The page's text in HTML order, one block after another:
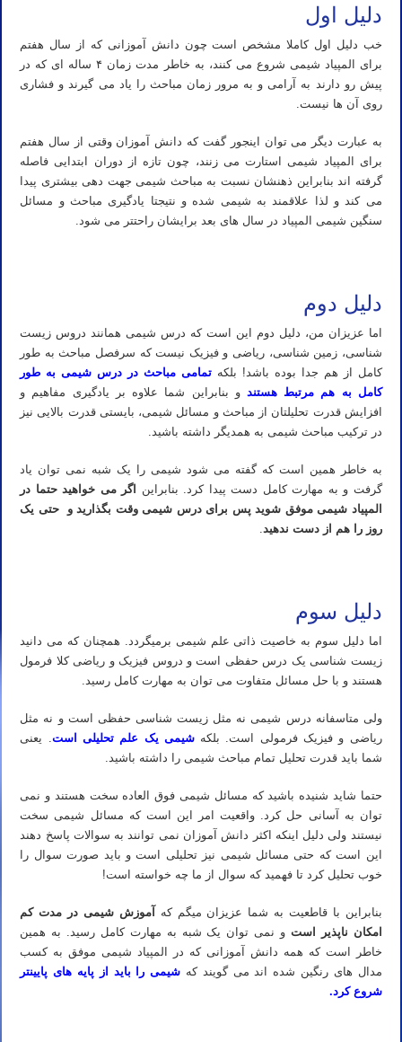
دلیل اول
خب دلیل اول کاملا مشخص است چون دانش آموزانی که از سال هفتم
برای المپیاد شیمی شروع می کنند، به خاطر مدت زمان ۴ ساله ای که در
پیش رو دارند به آرامی و به مرور زمان مباحث را یاد می گیرند و فشاری
روی آن ها نیست.
به عبارت دیگر می توان اینجور گفت که دانش آموزان وقتی از سال هفتم
برای المپیاد شیمی استارت می زنند، چون تازه از دوران ابتدایی فاصله
گرفته اند بنابراین ذهنشان نسبت به مباحث شیمی جهت دهی بیشتری پیدا
می کند و لذا علاقمند به شیمی شده و نتیجتا یادگیری مباحث و مسائل
سنگین شیمی المپیاد در سال های بعد برایشان راحتتر می شود.
دلیل دوم
اما عزیزان من، دلیل دوم این است که درس شیمی همانند دروس زیست
شناسی، زمین شناسی، ریاضی و فیزیک نیست که سرفصل مباحث به طور
کامل از هم جدا بوده باشد! بلکه تمامی مباحث در درس شیمی به طور
کامل به هم مرتبط هستند و بنابراین شما علاوه بر یادگیری مفاهیم و
افزایش قدرت تحلیلتان از مباحث و مسائل شیمی، بایستی قدرت بالایی نیز
در ترکیب مباحث شیمی به همدیگر داشته باشید.
به خاطر همین است که گفته می شود شیمی را یک شبه نمی توان یاد
گرفت و به مهارت کامل دست پیدا کرد. بنابراین
اگر می خواهید حتما در
المپیاد شیمی موفق شوید پس برای درس شیمی وقت بگذارید و حتی یک
روز را هم از دست ندهید.
دلیل سوم
اما دلیل سوم به خاصیت ذاتی علم شیمی برمیگردد. همچنان که می دانید
زیست شناسی یک درس حفظی است و دروس فیزیک و ریاضی کلا فرمول
هستند و با حل مسائل متفاوت می توان به مهارت کامل رسید.
ولی متاسفانه درس شیمی نه مثل زیست شناسی حفظی است و نه مثل
ریاضی و فیزیک فرمولی است. بلکهشیمی یک علم تحلیلی است. یعنی
شما باید قدرت تحلیل تمام مباحث شیمی را داشته باشید.
حتما شاید شنیده باشید که مسائل شیمی فوق العاده سخت هستند و نمی
توان به آسانی حل کرد. واقعیت امر این است که مسائل شیمی سخت
نیستند ولی دلیل اینکه اکثر دانش آموزان نمی توانند به سوالات پاسخ دهند
این است که حتی مسائل شیمی نیز تحلیلی است و باید صورت سوال را
خوب تحلیل کرد تا فهمید که سوال از ما چه خواسته است!
بنابراین با قاطعیت به شما عزیزان میگم که
آموزش شیمی در مدت کم
امکان ناپذیر است و نمی توان یک شبه به مهارت کامل رسید. به همین
خاطر است که همه دانش آموزانی که در المپیاد شیمی موفق به کسب
مدال های رنگین شده اند می گویند که شیمی را باید از پایه های پایینتر
شروع کرد.